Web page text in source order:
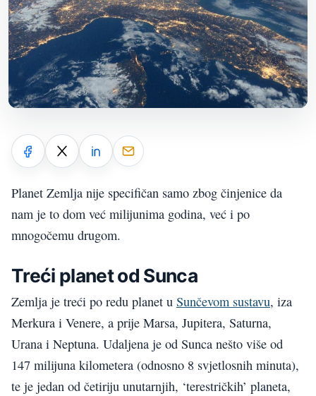
Planet Zemlja nije specifičan samo zbog činjenice da
nam je to dom već milijunima godina, već i po
mnogočemu drugom.
Treći planet od Sunca
Zemlja je treći po redu planet u Sunčevom sustavu, iza
Merkura i Venere, a prije Marsa, Jupitera, Saturna,
Urana i Neptuna. Udaljena je od Sunca nešto više od
147 milijuna kilometera (odnosno 8 svjetlosnih minuta),
te je jedan od četiriju unutarnjih, ‘terestričkih’ planeta,